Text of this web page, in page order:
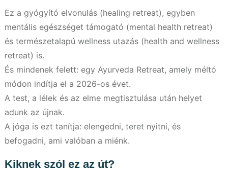
Ez a gyógyító elvonulás (healing retreat), egyben
mentális egészséget támogató (mental health retreat)
és természetalapú wellness utazás (health and wellness
retreat) is.
És mindenek felett: egy Ayurveda Retreat, amely méltó
módon indítja el a 2026-os évet.
A test, a lélek és az elme megtisztulása után helyet
adunk az újnak.
A jóga is ezt tanítja: elengedni, teret nyitni, és
befogadni, ami valóban a miénk.
Kiknek szól ez az út?